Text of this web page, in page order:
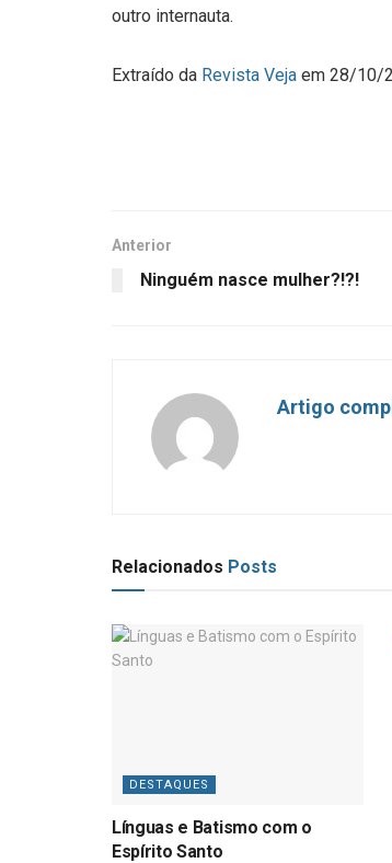
outro internauta.
Extraído da Revista Veja em 28/10/
Anterior
Ninguém nasce mulher?!?!
Artigo
Relacionados Posts
DESTAQUES
Línguas e Batismo com o
Espírito Santo